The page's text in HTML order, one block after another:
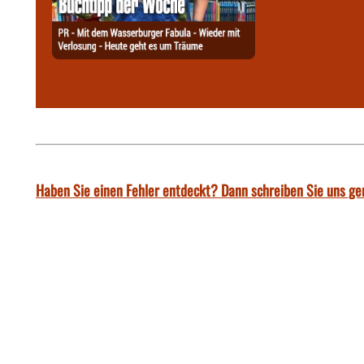
Haben Sie einen Fehler entdeckt? Dann schreiben Sie uns